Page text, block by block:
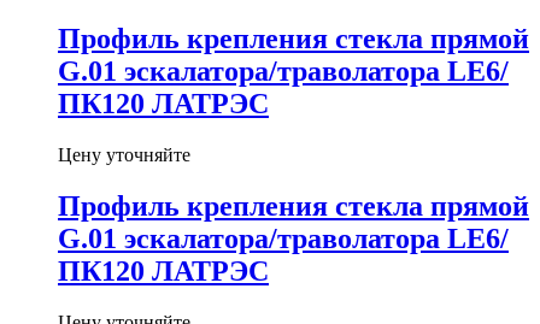
Профиль крепления стекла прямой
G.01 эскалатора/траволатора LE6/
ПК120 ЛАТРЭС
Цену уточняйте
Профиль крепления стекла прямой
G.01 эскалатора/траволатора LE6/
ПК120 ЛАТРЭС